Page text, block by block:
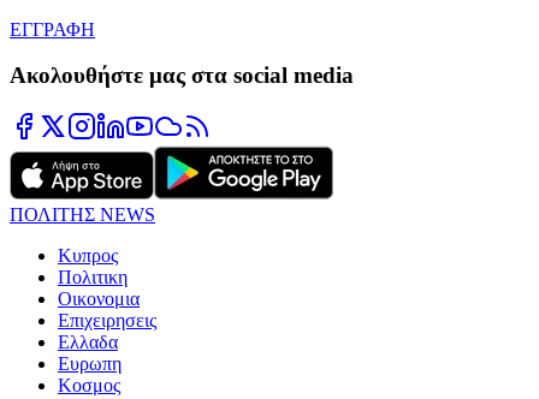
ΕΓΓΡΑΦΗ
Ακολουθήστε μας στα social media
ΠΟΛΙΤΗΣ NEWS
Κυπρος
Πολιτικη
Οικονομια
Επιχειρησεις
Ελλαδα
Ευρωπη
Κοσμος